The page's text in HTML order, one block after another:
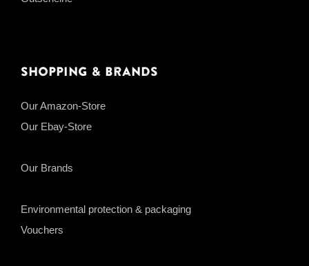
Shopping & Brands
Our Amazon-Store
Our Ebay-Store
Our Brands
Environmental protection & packaging
Vouchers